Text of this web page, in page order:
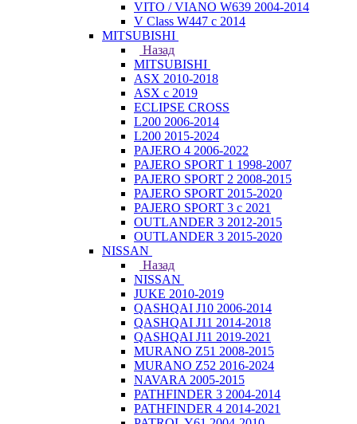
VITO / VIANO W639 2004-2014
V Class W447 с 2014
MITSUBISHI
Назад
MITSUBISHI
ASX 2010-2018
ASX с 2019
ECLIPSE CROSS
L200 2006-2014
L200 2015-2024
PAJERO 4 2006-2022
PAJERO SPORT 1 1998-2007
PAJERO SPORT 2 2008-2015
PAJERO SPORT 2015-2020
PAJERO SPORT 3 с 2021
OUTLANDER 3 2012-2015
OUTLANDER 3 2015-2020
NISSAN
Назад
NISSAN
JUKE 2010-2019
QASHQAI J10 2006-2014
QASHQAI J11 2014-2018
QASHQAI J11 2019-2021
MURANO Z51 2008-2015
MURANO Z52 2016-2024
NAVARA 2005-2015
PATHFINDER 3 2004-2014
PATHFINDER 4 2014-2021